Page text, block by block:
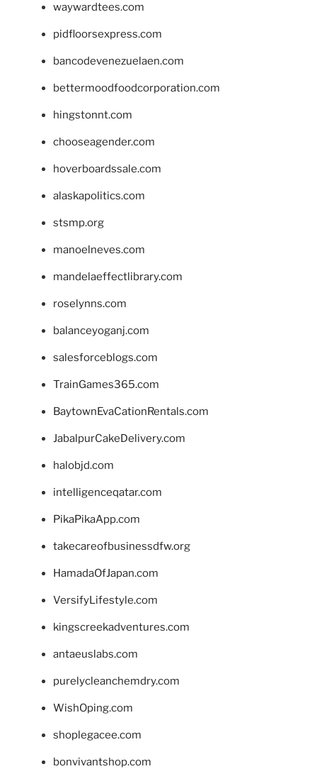
waywardtees.com
pidfloorsexpress.com
bancodevenezuelaen.com
bettermoodfoodcorporation.com
hingstonnt.com
chooseagender.com
hoverboardssale.com
alaskapolitics.com
stsmp.org
manoelneves.com
mandelaeffectlibrary.com
roselynns.com
balanceyoganj.com
salesforceblogs.com
TrainGames365.com
BaytownEvaCationRentals.com
JabalpurCakeDelivery.com
halobjd.com
intelligenceqatar.com
PikaPikaApp.com
takecareofbusinessdfw.org
HamadaOfJapan.com
VersifyLifestyle.com
kingscreekadventures.com
antaeuslabs.com
purelycleanchemdry.com
WishOping.com
shoplegacee.com
bonvivantshop.com